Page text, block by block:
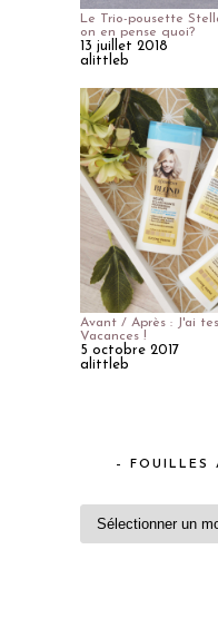
Le Trio-pousette
on en pense quoi?
13 juillet 2018
alittleb
Avant / Après : J'ai
Vacances !
5 octobre 2017
alittleb
– FOUILLES